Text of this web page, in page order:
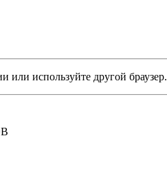
или используйте другой браузер.